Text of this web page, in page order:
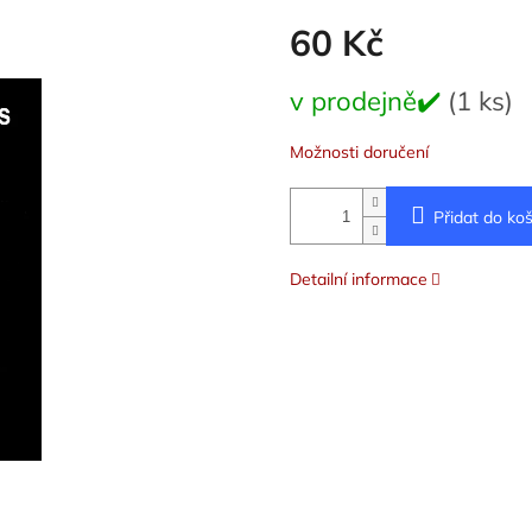
60 Kč
cena:
v prodejně✔️ (1 ks)
Možnosti doručení
Přidat do
Detailní informace